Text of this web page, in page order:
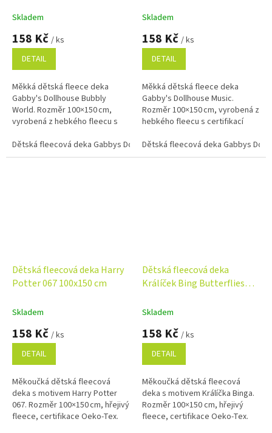
Skladem
158 Kč / ks
DETAIL
Měkká dětská fleece deka
Gabby's Dollhouse Bubbly
World. Rozměr 100×150 cm,
vyrobená z hebkého fleecu s
pozadí doplňují bublinky a
srdíčka.
Dětská fleecová deka Gabbys Dollhouse Bubbly World 100x150 cm
Skladem
158 Kč / ks
DETAIL
Měkká dětská fleece deka
Gabby's Dollhouse Music.
Rozměr 100×150 cm, vyrobená z
hebkého fleecu s certifikací
doplňují květinky, noty a...
Dětská fleecová deka Gabbys
Dětská fleecová deka Harry
Potter 067 100x150 cm
Skladem
158 Kč / ks
DETAIL
Měkoučká dětská fleecová
deka s motivem Harry Potter
067. Rozměr 100×150 cm, hřejivý
fleece, certifikace Oeko‑Tex.
Dětská fleecová deka
Králíček Bing Butterflies
Skladem
158 Kč / ks
DETAIL
Měkoučká dětská fleecová
deka s motivem Králíčka Binga.
Rozměr 100×150 cm, hřejivý
fleece, certifikace Oeko‑Tex.